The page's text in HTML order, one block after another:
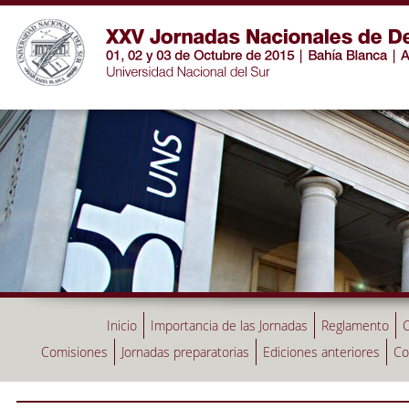
Inicio Importancia de las Jornadas Reglamento
Comisiones
Jornadas preparatorias Ediciones anteriores